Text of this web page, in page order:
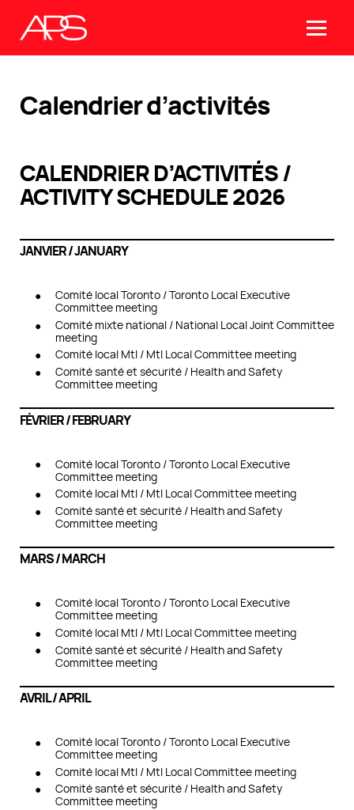
Calendrier d’activités
CALENDRIER D’ACTIVITÉS /
ACTIVITY SCHEDULE 2026
JANVIER / JANUARY
Comité local Toronto / Toronto Local Executive
Committee meeting
Comité mixte national / National Local Joint Committee
meeting
Comité local Mtl / Mtl Local Committee meeting
Comité santé et sécurité / Health and Safety
Committee meeting
FÉVRIER / FEBRUARY
Comité local Toronto / Toronto Local Executive
Committee meeting
Comité local Mtl / Mtl Local Committee meeting
Comité santé et sécurité / Health and Safety
Committee meeting
MARS / MARCH
Comité local Toronto / Toronto Local Executive
Committee meeting
Comité local Mtl / Mtl Local Committee meeting
Comité santé et sécurité / Health and Safety
Committee meeting
AVRIL / APRIL
Comité local Toronto / Toronto Local Executive
Committee meeting
Comité local Mtl / Mtl Local Committee meeting
Comité santé et sécurité / Health and Safety
Committee meeting